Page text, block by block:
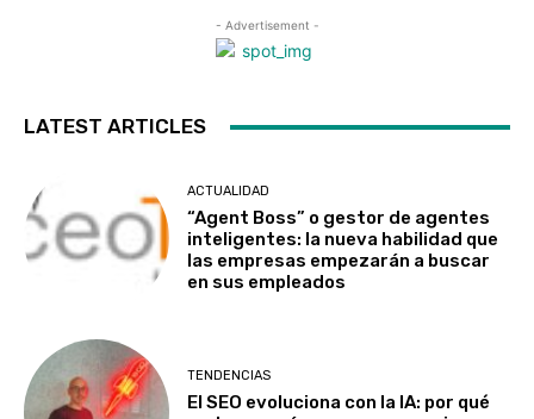
- Advertisement -
LATEST ARTICLES
ACTUALIDAD
“Agent Boss” o gestor de agentes
inteligentes: la nueva habilidad que
las empresas empezarán a buscar
en sus empleados
TENDENCIAS
El SEO evoluciona con la IA: por qué